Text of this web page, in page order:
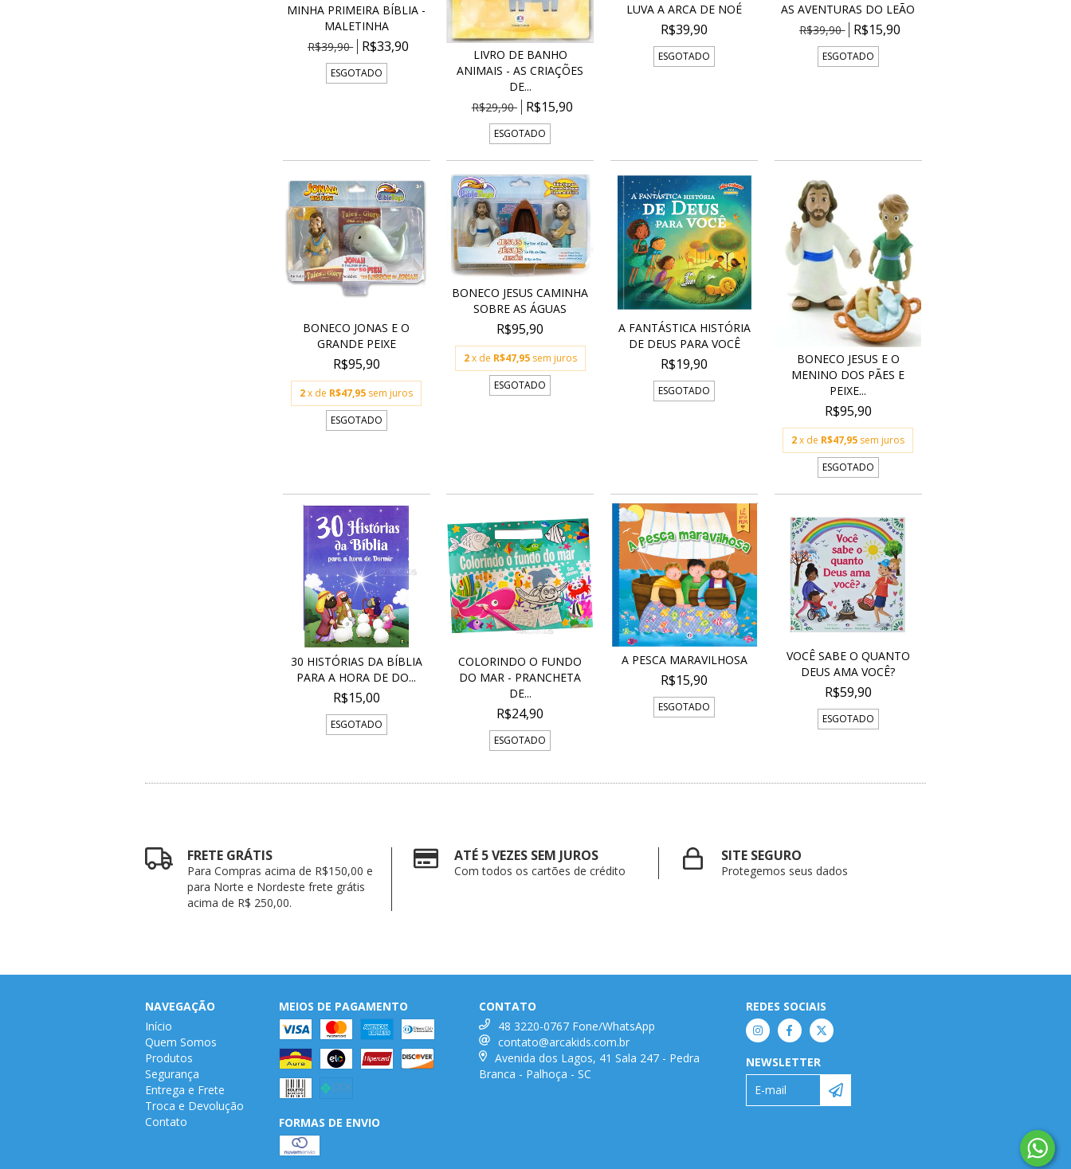
MINHA PRIMEIRA BÍBLIA -
MALETINHA
R$39,90
R$33,90
ESGOTADO
LIVRO DE BANHO
ANIMAIS - AS CRIAÇÕES
DE...
R$29,90
R$15,90
ESGOTADO
LUVA A ARCA DE NOÉ
R$39,90
ESGOTADO
AS AVENTURAS DO LEÃO
R$39,90
R$15,90
ESGOTADO
BONECO JONAS E O
GRANDE PEIXE
R$95,90
2x de R$47,95 sem juros
ESGOTADO
BONECO JESUS CAMINHA
SOBRE AS ÁGUAS
R$95,90
2x de R$47,95 sem juros
ESGOTADO
A FANTÁSTICA HISTÓRIA
DE DEUS PARA VOCÊ
R$19,90
ESGOTADO
BONECO JESUS E O
MENINO DOS PÃES E
PEIXE...
R$95,90
2x de R$47,95 sem juros
ESGOTADO
30 HISTÓRIAS DA BÍBLIA
PARA A HORA DE DO...
R$15,00
ESGOTADO
COLORINDO O FUNDO
DO MAR - PRANCHETA
DE...
R$24,90
ESGOTADO
A PESCA MARAVILHOSA
R$15,90
ESGOTADO
VOCÊ SABE O QUANTO
DEUS AMA VOCÊ?
R$59,90
ESGOTADO
FRETE GRÁTIS
Para Compras acima de R$150,00 e
para Norte e Nordeste frete grátis
acima de R$ 250,00.
ATÉ 5 VEZES SEM JUROS
Com todos os cartões de crédito
SITE SEGURO
Protegemos seus dados
NAVEGAÇÃO
Início
Quem Somos
Produtos
Segurança
Entrega e Frete
Troca e Devolução
Contato
MEIOS DE PAGAMENTO
FORMAS DE ENVIO
CONTATO
48 3220-0767 Fone/WhatsApp
contato@arcakids.com.br
Avenida dos Lagos, 41 Sala 247 - Pedra
Branca - Palhoça - SC
REDES SOCIAIS
NEWSLETTER